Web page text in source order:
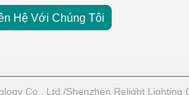
Hệ Với Chúng Tôi
Co., Ltd./Shenzhen Relight Lighting